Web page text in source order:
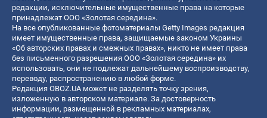
редакции, исключительные имущественные права на которые
принадлежат ООО «Золотая середина».
На все опубликованные фотоматериалы Getty Images редакция
имеет имущественные права, защищаемые законом Украины
«Об авторских правах и смежных правах», никто не имеет права
без письменного разрешения ООО «Золотая середина» их
использовать, они не подлежат дальнейшему воспроизводству,
переводу, распространению в любой форме.
Редакция OBOZ.UA может не разделять точку зрения,
изложенную в авторском материале. За достоверность
информации, размещенной в рекламных материалах,